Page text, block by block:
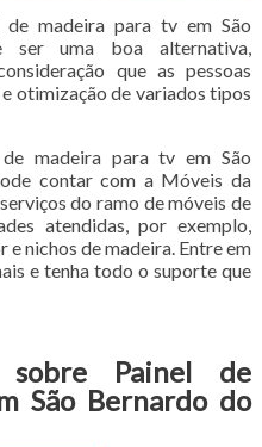
de madeira para tv em São
ser uma boa alternativa,
que as pessoas
otimização de variados tipos
madeira para tv em São
contar com a Móveis da
do ramo de móveis de
atendidas, por exemplo,
nichos de madeira. Entre em
e tenha todo o suporte que
sobre Painel de
São Bernardo do